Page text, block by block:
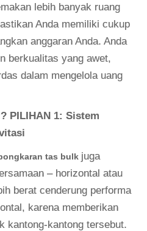
lebih banyak ruang
Anda memiliki cukup
anggaran Anda. Anda
berkualitas yang awet,
dalam mengelola uang
PILIHAN 1: Sistem
tas bulk juga
– horizontal atau
berat cenderung performa
karena memberikan
kantong-kantong tersebut.